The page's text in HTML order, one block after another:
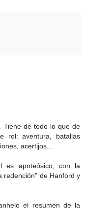
Tiene de todo lo que de
rol: aventura, batallas
acertijos...
es apoteósico, con la
redención" de Hanford y
el resumen de la